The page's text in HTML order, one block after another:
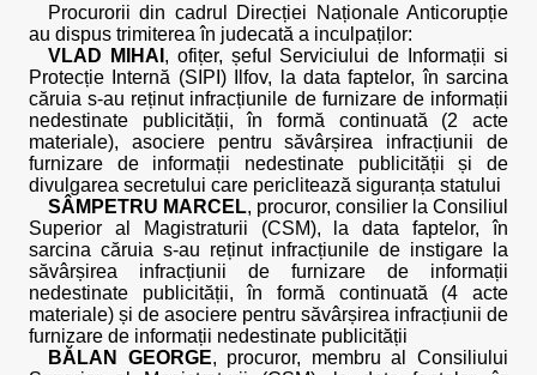
corupție?
denunță?
sesizare?
o faptă
de
corupție?
în procesul
penal?
date
despre
posibile
fapte de
corupție?
de
corupție
Contacte
publică
Legii
544/2001
Legii
544/2001
aplicare
personal
răspunsului
oferit în
baza Legii
544/2001
Procurorii din cadrul Direcției Naționale Anticorupție
au dispus trimiterea în judecată a inculpaților:
VLAD MIHAI , ofițer, șeful Serviciului de Informații si
Protecție Internă (SIPI) Ilfov, la data faptelor, în sarcina
căruia s-au reținut infracțiunile de furnizare de informații
nedestinate publicității, în formă continuată (2 acte
materiale), asociere pentru săvârșirea infracțiunii de
furnizare de informații nedestinate publicității și de
divulgarea secretului care periclitează siguranța statului
SÂMPETRU MARCEL, procuror, consilier la Consiliul
Superior al Magistraturii (CSM), la data faptelor, în
sarcina căruia s-au reținut infracțiunile de instigare la
săvârșirea infracțiunii de furnizare de informații
nedestinate publicității, în formă continuată (4 acte
materiale) și de asociere pentru săvârșirea infracțiunii de
furnizare de informații nedestinate publicității
BĂLAN GEORGE, procuror, membru al Consiliului